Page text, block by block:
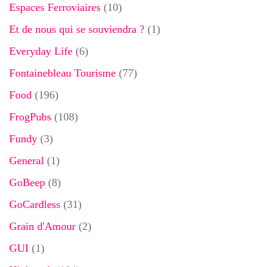
Espaces Ferroviaires (10)
Et de nous qui se souviendra ? (1)
Everyday Life (6)
Fontainebleau Tourisme (77)
Food (196)
FrogPubs (108)
Fundy (3)
General (1)
GoBeep (8)
GoCardless (31)
Grain d'Amour (2)
GUI (1)